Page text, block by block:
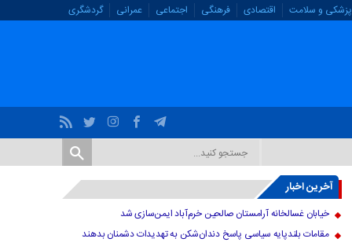
پزشکی و سلامت اقتصادی فرهنگی اجتماعی عمرانی گردشگری
آخرین اخبار
خیابان غسالخانه آرامستان صالحین خرم‌آباد ایمن‌سازی شد
مقامات بلندپایه سیاسی پاسخ دندان‌شکن به تهدیدات دشمنان بدهند